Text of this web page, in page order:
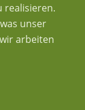
realisieren.
unser
arbeiten